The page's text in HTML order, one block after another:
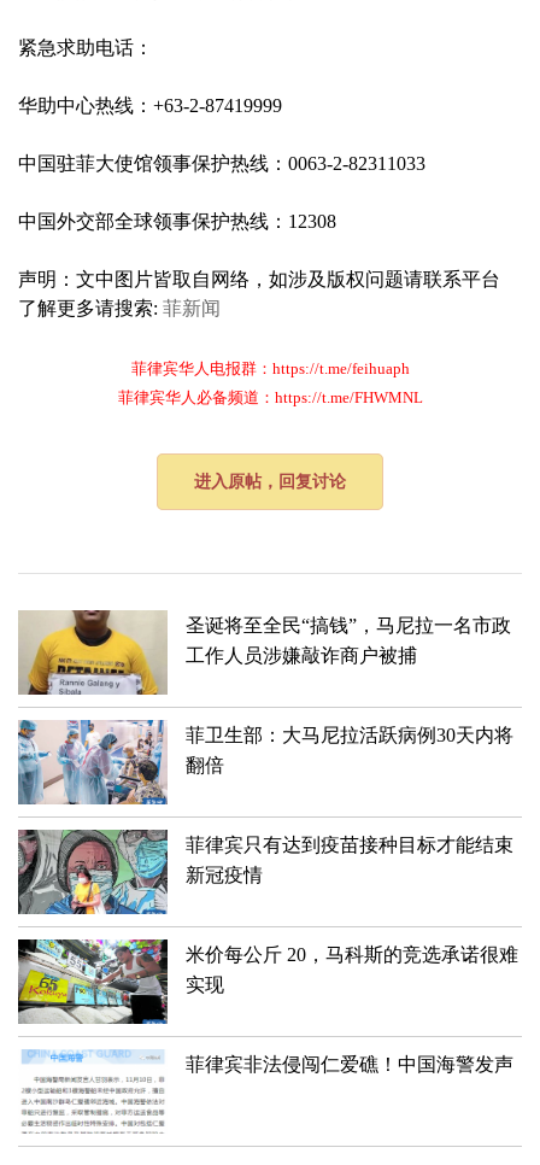
紧急求助电话：
华助中心热线：+63-2-87419999
中国驻菲大使馆领事保护热线：0063-2-82311033
中国外交部全球领事保护热线：12308
声明：文中图片皆取自网络，如涉及版权问题请联系平台
了解更多请搜索: 菲新闻
菲律宾华人电报群：https://t.me/feihuaph
菲律宾华人必备频道：https://t.me/FHWMNL
进入原帖，回复讨论
圣诞将至全民“搞钱”，马尼拉一名市政
工作人员涉嫌敲诈商户被捕
菲卫生部：大马尼拉活跃病例30天内将
翻倍
​菲律宾只有达到疫苗接种目标才能结束
新冠疫情
​米价每公斤 20，马科斯的竞选承诺很难
实现
菲律宾非法侵闯仁爱礁！中国海警发声